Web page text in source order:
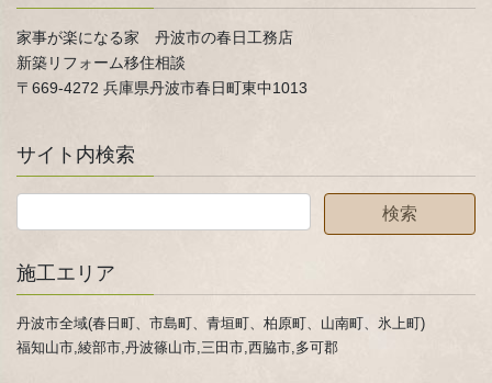
家事が楽になる家 丹波市の春日工務店
新築リフォーム移住相談
〒669-4272 兵庫県丹波市春日町東中1013
サイト内検索
施工エリア
丹波市全域(春日町、市島町、青垣町、柏原町、山南町、氷上町)
福知山市,綾部市,丹波篠山市,三田市,西脇市,多可郡